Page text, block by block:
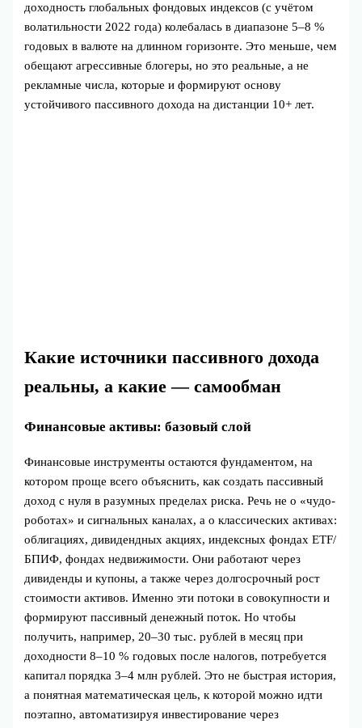
доходность глобальных фондовых индексов (с учётом
волатильности 2022 года) колебалась в диапазоне 5–8 %
годовых в валюте на длинном горизонте. Это меньше, чем
обещают агрессивные блогеры, но это реальные, а не
рекламные числа, которые и формируют основу
устойчивого пассивного дохода на дистанции 10+ лет.
Какие источники пассивного дохода
реальны, а какие — самообман
Финансовые активы: базовый слой
Финансовые инструменты остаются фундаментом, на
котором проще всего объяснить, как создать пассивный
доход с нуля в разумных пределах риска. Речь не о «чудо-
роботах» и сигнальных каналах, а о классических активах:
облигациях, дивидендных акциях, индексных фондах ETF/
БПИФ, фондах недвижимости. Они работают через
дивиденды и купоны, а также через долгосрочный рост
стоимости активов. Именно эти потоки в совокупности и
формируют пассивный денежный поток. Но чтобы
получить, например, 20–30 тыс. рублей в месяц при
доходности 8–10 % годовых после налогов, потребуется
капитал порядка 3–4 млн рублей. Это не быстрая история,
а понятная математическая цель, к которой можно идти
поэтапно, автоматизируя инвестирование через